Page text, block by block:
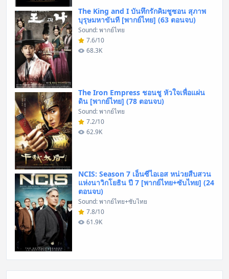
The King and I บันทึกรักคิมชูซอน สุภาพ
บุรุษมหาขันที [พากย์ไทย] (63 ตอนจบ)
Sound: พากย์ไทย
7.6/10
68.3K
The Iron Empress ชอนชู หัวใจเพื่อแผ่น
ดิน [พากย์ไทย] (78 ตอนจบ)
Sound: พากย์ไทย
7.2/10
62.9K
NCIS: Season 7 เอ็นซีไอเอส หน่วยสืบสวน
แห่งนาวิกโยธิน ปี 7 [พากย์ไทย+ซับไทย] (24
ตอนจบ)
Sound: พากย์ไทย+ซับไทย
7.8/10
61.9K